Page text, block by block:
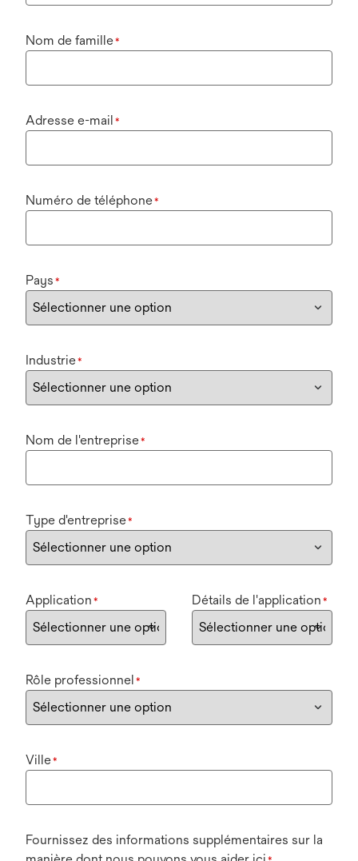
Nom de famille*
Adresse e-mail *
Numéro de téléphone*
Pays *
Industrie*
Nom de l'entreprise*
Type d'entreprise*
Application * Détails de l'application *
Rôle professionnel *
Ville*
Fournissez des informations supplémentaires sur la